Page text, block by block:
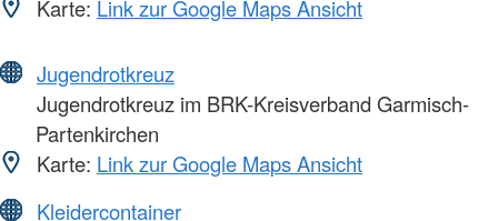
Karte: Link zur Google Maps Ansicht
Jugendrotkreuz
Jugendrotkreuz im BRK-Kreisverband Garmisch-
Partenkirchen
Karte: Link zur Google Maps Ansicht
Kleidercontainer